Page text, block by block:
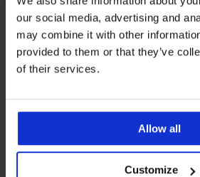
our social media, advertising and
may combine it with other
provided to them or that they’ve
of their services.
Allow all
Customize
Kiárusítás -60%
-30%
Ugyanebből a